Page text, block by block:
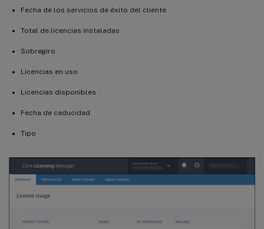
Fecha de los servicios de éxito del cliente
Total de licencias instaladas
Sobregiro
Licencias en uso
Licencias disponibles
Fecha de caducidad
Tipo